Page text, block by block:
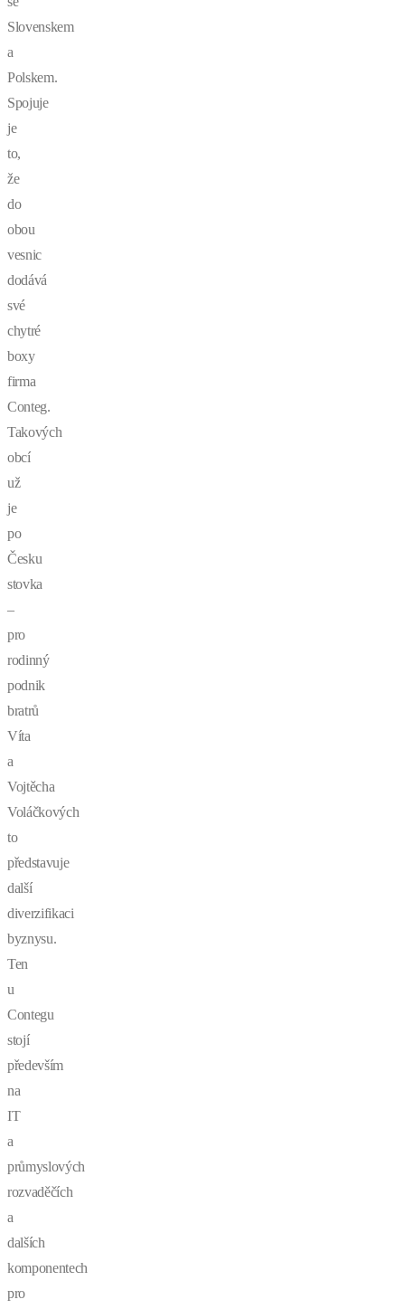
Slovenskem
a
Polskem.
Spojuje
je
to,
že
do
obou
vesnic
dodává
své
chytré
boxy
firma
Conteg.
Takových
obcí
už
je
po
Česku
stovka
–
pro
rodinný
podnik
bratrů
Víta
a
Vojtěcha
Voláčkových
to
představuje
další
diverzifikaci
byznysu.
Ten
u
Contegu
stojí
především
na
IT
a
průmyslových
rozvaděčích
a
dalších
komponentech
pro